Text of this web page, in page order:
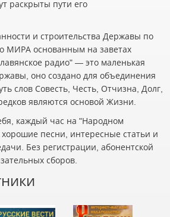
раскрыты пути его
и строительства Державы по
МИРА основанным на заветах
радио" — это маленькая
оно создано для объединения
слов Совесть, Честь, Отчизна, Долг,
являются основой Жизни.
каждый час на "Народном
песни, интересные статьи и
Без регистрации, абонентской
сборов.